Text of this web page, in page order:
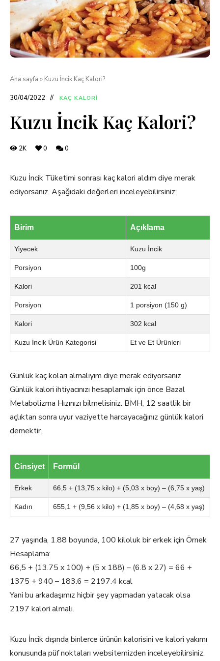
Ana sayfa » Kuzu İncik Kaç Kalori?
30/04/2022 KAÇ KALORI
Kuzu İncik Kaç Kalori?
2K 0 0
Kuzu İncik Tüketimi sonrası kaç kalori aldım diye merak
ediyorsanız. Aşağıdaki değerleri inceleyebilirsiniz;
Birim Açıklama
Yiyecek Kuzu İncik
Porsiyon 100g
Kalori 201 kcal
Porsiyon 1 porsiyon (150 g)
Kalori 302 kcal
Kuzu İncik Ürün Kategorisi Et ve Et Ürünleri
Günlük kaç koları almalıyım diye merak ediyorsanız
Günlük kalori ihtiyacınızı hesaplamak için önce Bazal
Metabolizma Hızınızı bilmelisiniz. BMH, 12 saatlik bir
açlıktan sonra uyur vaziyette harcayacağınız günlük kalori
demektir.
Cinsiyet Formül
Erkek 66,5 + (13,75 x kilo) + (5,03 x boy) – (6,75 x yaş)
Kadın 655,1 + (9,56 x kilo) + (1,85 x boy) – (4,68 x yaş)
27 yaşında, 1.88 boyunda, 100 kiloluk bir erkek için Örnek
Hesaplama:
66,5 + (13.75 x 100) + (5 x 188) – (6.8 x 27) = 66 +
1375 + 940 – 183.6 = 2197.4 kcal
Yani bu arkadaşımız hiçbir şey yapmadan yatacak olsa
2197 kalori almalı.
Kuzu İncik dışında binlerce ürünün kalorisini ve kalori yakımı
konusunda püf noktaları websitemizden inceleyebilirsiniz.